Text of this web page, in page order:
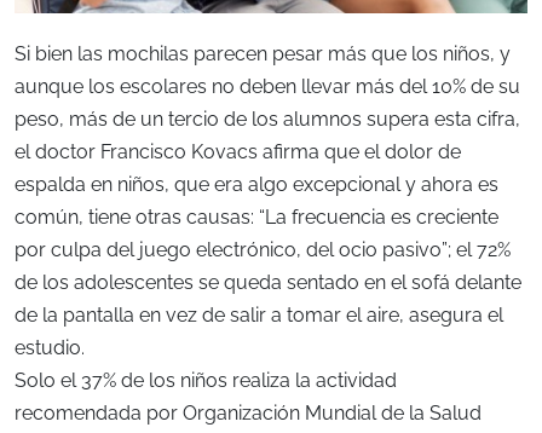
Si bien las mochilas parecen pesar más que los niños, y
aunque los escolares no deben llevar más del 10% de su
peso, más de un tercio de los alumnos supera esta cifra,
el doctor Francisco Kovacs afirma que el dolor de
espalda en niños, que era algo excepcional y ahora es
común, tiene otras causas: “La frecuencia es creciente
por culpa del juego electrónico, del ocio pasivo”; el 72%
de los adolescentes se queda sentado en el sofá delante
de la pantalla en vez de salir a tomar el aire, asegura el
estudio.
Solo el 37% de los niños realiza la actividad
recomendada por Organización Mundial de la Salud